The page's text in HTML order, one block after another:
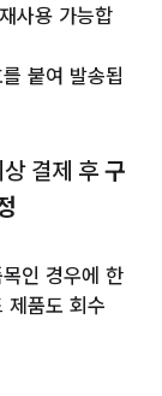
사용 가능합
붙여 발송됩
상 결제 후 구
인 경우에 한
제품도 회수